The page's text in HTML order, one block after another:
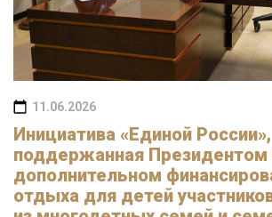
11.06.2026
Инициатива «Единой России»,
поддержанная
дополнительном
отдыха для детей